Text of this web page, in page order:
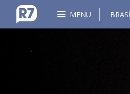
MENU